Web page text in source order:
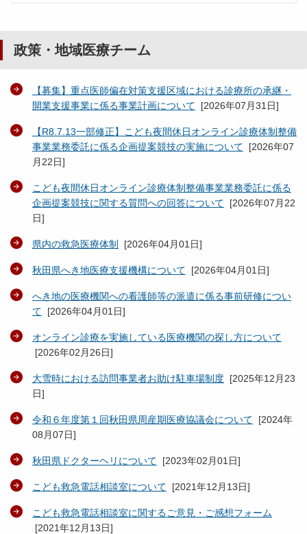
政策・地域医療チーム
【募集】重点医師偏在対策支援区域における診療所の承継・
開業支援事業に係る事業計画について [2026年07月31日]
【R8.7.13一部修正】こども夜間休日オンライン診療体制整備
事業業務委託に係る企画提案競技の実施について [2026年07
月22日]
こども夜間休日オンライン診療体制整備事業業務委託に係る
企画提案競技に関する質問への回答について [2026年07月22
日]
県内の救急医療体制 [2026年04月01日]
秋田県へき地医療支援機構について [2026年04月01日]
へき地の医療機関への看護師等の派遣に係る事前研修につい
て [2026年04月01日]
オンライン診療を実施している医療機関の探し方について
[2026年02月26日]
大雪時における訪問事業者お助け駐車場制度 [2025年12月23
日]
令和６年度第１回秋田県周産期医療協議会について [2024年
08月07日]
秋田県ドクターヘリについて [2023年02月01日]
こども救急電話相談室について [2021年12月13日]
こども救急電話相談室に関するご意見・ご感想フォーム
[2021年12月13日]